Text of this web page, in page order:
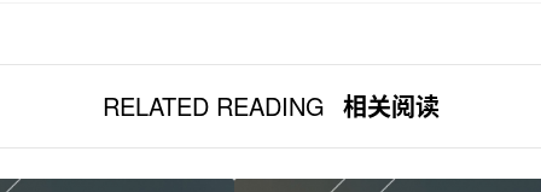
RELATED READING 相关阅读